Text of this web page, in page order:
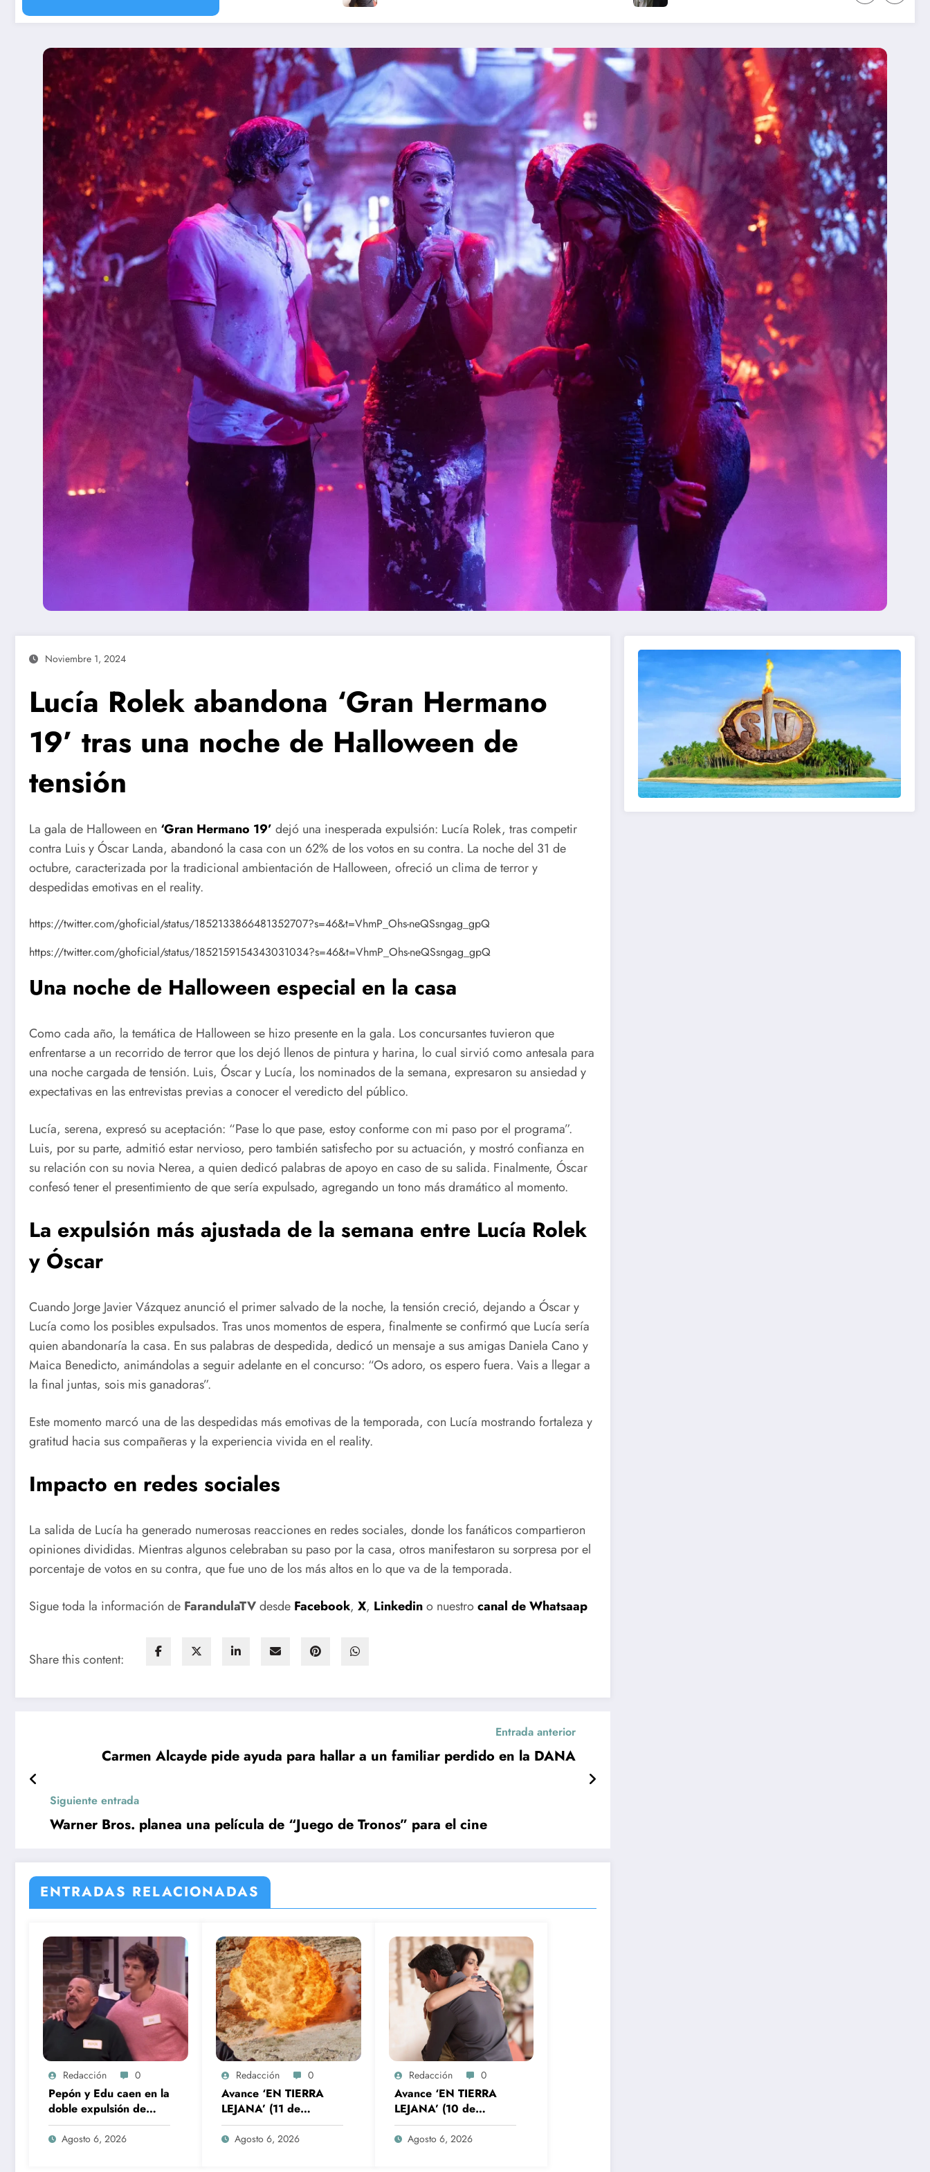
Noviembre 1, 2024
Lucía Rolek abandona ‘Gran Hermano
19’ tras una noche de Halloween de
tensión
La gala de Halloween en ‘Gran Hermano 19’ dejó una inesperada expulsión: Lucía Rolek, tras competir
contra Luis y Óscar Landa, abandonó la casa con un 62% de los votos en su contra. La noche del 31 de
octubre, caracterizada por la tradicional ambientación de Halloween, ofreció un clima de terror y
despedidas emotivas en el reality.
https://twitter.com/ghoficial/status/1852133866481352707?s=46&t=VhmP_Ohs-neQSsngag_gpQ
https://twitter.com/ghoficial/status/1852159154343031034?s=46&t=VhmP_Ohs-neQSsngag_gpQ
Una noche de Halloween especial en la casa
Como cada año, la temática de Halloween se hizo presente en la gala. Los concursantes tuvieron que
enfrentarse a un recorrido de terror que los dejó llenos de pintura y harina, lo cual sirvió como antesala para
una noche cargada de tensión. Luis, Óscar y Lucía, los nominados de la semana, expresaron su ansiedad y
expectativas en las entrevistas previas a conocer el veredicto del público.
Lucía, serena, expresó su aceptación: “Pase lo que pase, estoy conforme con mi paso por el programa”.
Luis, por su parte, admitió estar nervioso, pero también satisfecho por su actuación, y mostró confianza en
su relación con su novia Nerea, a quien dedicó palabras de apoyo en caso de su salida. Finalmente, Óscar
confesó tener el presentimiento de que sería expulsado, agregando un tono más dramático al momento.
La expulsión más ajustada de la semana entre Lucía Rolek
y Óscar
Cuando Jorge Javier Vázquez anunció el primer salvado de la noche, la tensión creció, dejando a Óscar y
Lucía como los posibles expulsados. Tras unos momentos de espera, finalmente se confirmó que Lucía sería
quien abandonaría la casa. En sus palabras de despedida, dedicó un mensaje a sus amigas Daniela Cano y
Maica Benedicto, animándolas a seguir adelante en el concurso: “Os adoro, os espero fuera. Vais a llegar a
la final juntas, sois mis ganadoras”.
Este momento marcó una de las despedidas más emotivas de la temporada, con Lucía mostrando fortaleza y
gratitud hacia sus compañeras y la experiencia vivida en el reality.
Impacto en redes sociales
La salida de Lucía ha generado numerosas reacciones en redes sociales, donde los fanáticos compartieron
opiniones divididas. Mientras algunos celebraban su paso por la casa, otros manifestaron su sorpresa por el
porcentaje de votos en su contra, que fue uno de los más altos en lo que va de la temporada.
Sigue toda la información de FarandulaTVdesde Facebook, X, Linkedino nuestrocanal de Whatsaap
Share this content:
Entrada anterior
Carmen Alcayde pide ayuda para hallar a un familiar perdido en la DANA
Siguiente entrada
Warner Bros. planea una película de “Juego de Tronos” para el cine
ENTRADAS RELACIONADAS
Redacción 0
Pepón y Edu caen en la
doble expulsión de
‘Maestros de la Costura
Celebrity 2’
Agosto 6, 2026
Redacción 0
Avance ‘EN TIERRA
LEJANA’ (11 de
agosto): Kaya pone en
vilo a los Albora tras un
Agosto 6, 2026
Redacción 0
Avance ‘EN TIERRA
LEJANA’ (10 de
agosto): Alya toma una
decisión que rompe su
Agosto 6, 2026